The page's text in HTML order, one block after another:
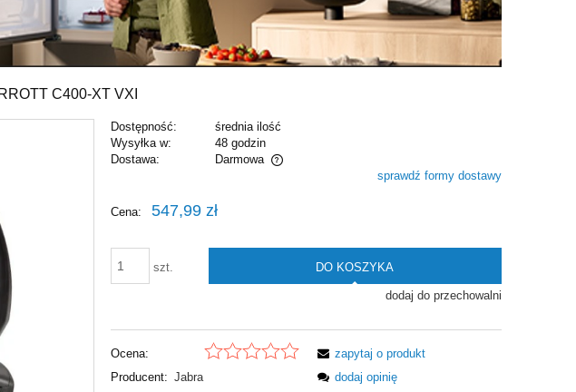
C400-XT VXI
Dostępność:
średnia ilość
Wysyłka w:
48 godzin
Dostawa:
Darmowa
sprawdź formy dostawy
Cena: 547,99 zł
szt. DO KOSZYKA
dodaj do przechowalni
Ocena:
Producent: Jabra
zapytaj o produkt
dodaj opinię